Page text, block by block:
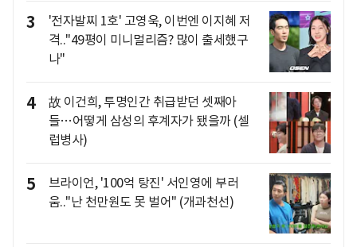
3
'전자발찌 1호' 고영욱, 이번엔 이지혜 저
격.."49평이 미니멀리즘? 많이 출세했구
나"
4
故 이건희, 투명인간 취급받던 셋째아
들…어떻게 삼성의 후계자가 됐을까 (셀
럽병사)
5
브라이언, '100억 탕진' 서인영에 부러
움.."난 천만원도 못 벌어" (개과천선)